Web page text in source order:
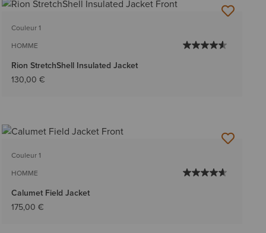
Couleur 1
HOMME
Rion StretchShell Insulated Jacket
130,00 €
Couleur 1
HOMME
Calumet Field Jacket
175,00 €